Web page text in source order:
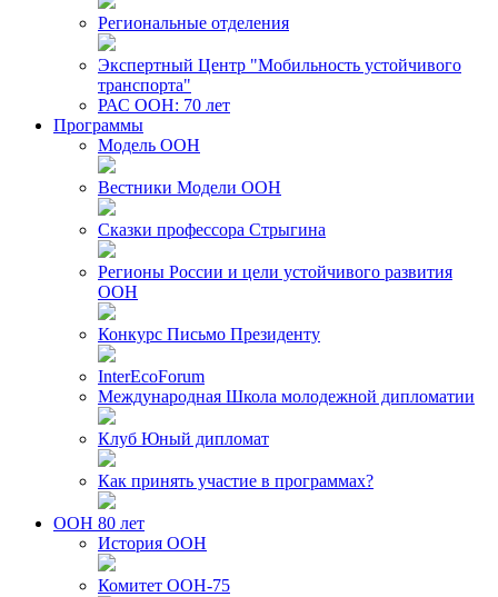
Региональные отделения
Экспертный Центр "Мобильность устойчивого
транспорта"
РАС ООН: 70 лет
Программы
Модель ООН
Вестники Модели ООН
Сказки профессора Стрыгина
Регионы России и цели устойчивого развития
ООН
Конкурс Письмо Президенту
InterEcoForum
Международная Школа молодежной дипломатии
Клуб Юный дипломат
Как принять участие в программах?
ООН 80 лет
История ООН
Комитет ООН-75